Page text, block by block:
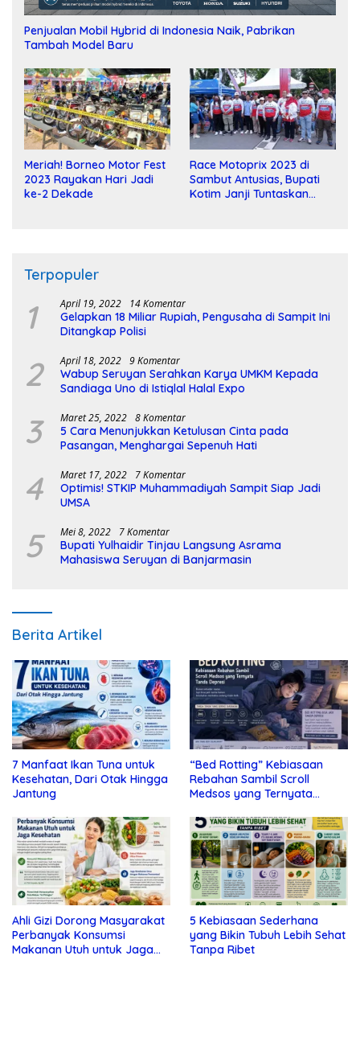
Penjualan Mobil Hybrid di Indonesia Naik, Pabrikan
Tambah Model Baru
Meriah! Borneo Motor Fest
2023 Rayakan Hari Jadi
ke-2 Dekade
Race Motoprix 2023 di
Sambut Antusias, Bupati
Kotim Janji Tuntaskan
Terpopuler
1 April 19, 2022 14 Komentar
Gelapkan 18 Miliar Rupiah, Pengusaha di Sampit Ini
Ditangkap Polisi
2 April 18, 2022 9 Komentar
Wabup Seruyan Serahkan Karya UMKM Kepada
Sandiaga Uno di Istiqlal Halal Expo
3 Maret 25, 2022 8 Komentar
5 Cara Menunjukkan Ketulusan Cinta pada
Pasangan, Menghargai Sepenuh Hati
4 Maret 17, 2022 7 Komentar
Optimis! STKIP Muhammadiyah Sampit Siap Jadi
UMSA
5 Mei 8, 2022 7 Komentar
Bupati Yulhaidir Tinjau Langsung Asrama
Mahasiswa Seruyan di Banjarmasin
Berita Artikel
7 Manfaat Ikan Tuna untuk
Kesehatan, Dari Otak Hingga
Jantung
“Bed Rotting” Kebiasaan
Rebahan Sambil Scroll
Medsos yang Ternyata
Ahli Gizi Dorong Masyarakat
Perbanyak Konsumsi
Makanan Utuh untuk Jaga
5 Kebiasaan Sederhana
yang Bikin Tubuh Lebih Sehat
Tanpa Ribet